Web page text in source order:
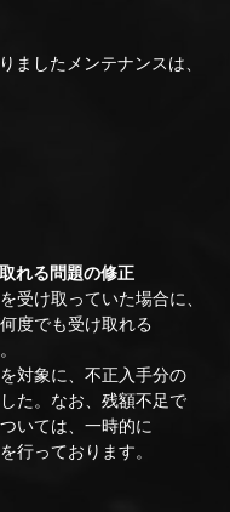
ましたメンテナンスは、
れる問題の修正
受け取っていた場合に、
度でも受け取れる
対象に、不正入手分の
た。なお、残額不足で
いては、一時的に
っております。